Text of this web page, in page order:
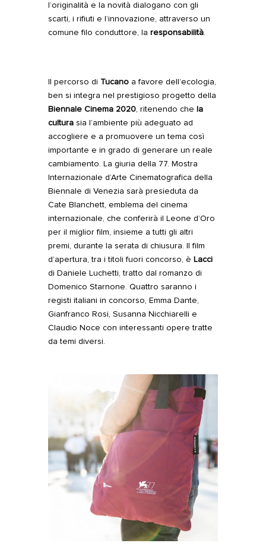
l’originalità e la novità dialogano con gli
scarti, i rifiuti e l’innovazione, attraverso un
comune filo conduttore, la responsabilità.
Il percorso di Tucanoa favore dell’ecologia,
ben si integra nel prestigioso progetto della
Biennale Cinema 2020, ritenendo che la
cultura sia l’ambiente più adeguato ad
accogliere e a promuovere un tema così
importante e in grado di generare un reale
cambiamento. La giuria della 77. Mostra
Internazionale d’Arte Cinematografica della
Biennale di Venezia sarà presieduta da
Cate Blanchett, emblema del cinema
internazionale, che conferirà il Leone d’Oro
per il miglior film, insieme a tutti gli altri
premi, durante la serata di chiusura. Il film
d’apertura, tra i titoli fuori concorso, è Lacci
di Daniele Luchetti, tratto dal romanzo di
Domenico Starnone. Quattro saranno i
registi italiani in concorso, Emma Dante,
Gianfranco Rosi, Susanna Nicchiarelli e
Claudio Noce con interessanti opere tratte
da temi diversi.